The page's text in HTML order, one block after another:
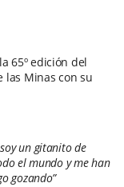
65º edición del
las Minas con su
soy un gitanito de
el mundo y me han
gozando”